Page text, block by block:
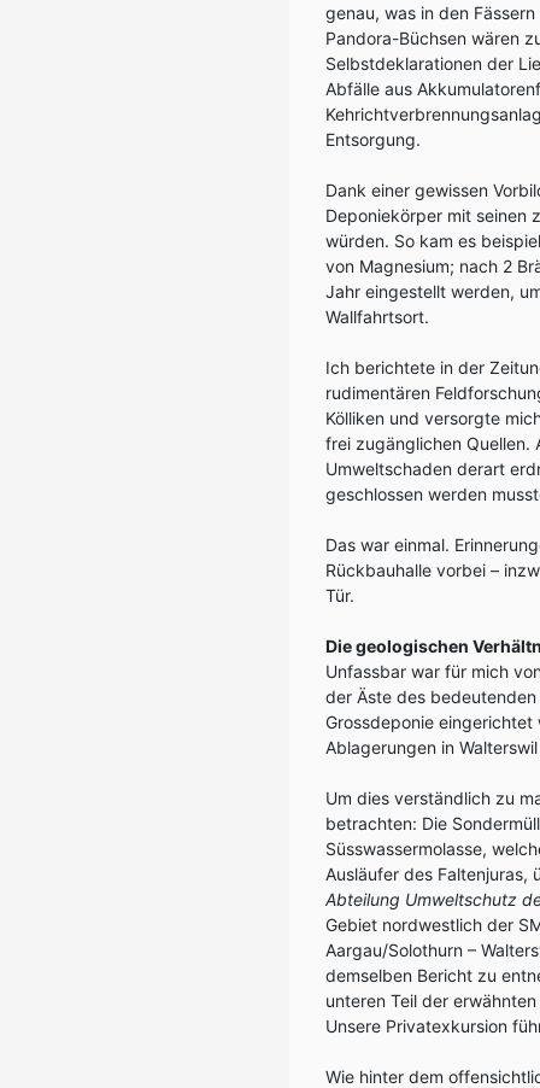
genau, was in den
Pandora-Büchsen wären
Selbstdeklarationen der
Abfälle aus
Entsorgung.
Dank einer gewissen
Deponiekörper mit seinen
würden. So kam es
von Magnesium; nach 2
Jahr eingestellt werden,
Wallfahrtsort.
Ich berichtete in der
rudimentären
Kölliken und versorgte
frei zugänglichen Quellen.
Umweltschaden derart
geschlossen werden
Das war einmal.
Rückbauhalle vorbei –
Tür.
Die geologischen
Unfassbar war für mich
der Äste des
Grossdeponie eingerichtet
Ablagerungen in
Um dies verständlich zu
betrachten: Die
Süsswassermolasse,
Ausläufer des Faltenjuras,
Abteilung Umweltschutz
Gebiet nordwestlich der
Aargau/Solothurn –
demselben Bericht zu
unteren Teil der
Unsere Privatexkursion
Wie hinter dem